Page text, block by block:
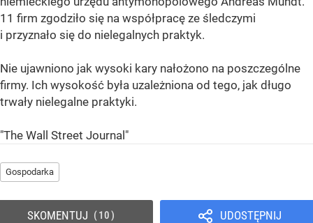
11 firm zgodziło się na współpracę ze śledczymi
i przyznało się do nielegalnych praktyk.
Nie ujawniono jak wysoki kary nałożono na poszczególne
firmy. Ich wysokość była uzależniona od tego, jak długo
trwały nielegalne praktyki.
"The Wall Street Journal"
Gospodarka
UDOSTĘPNIJ
SKOMENTUJ 10